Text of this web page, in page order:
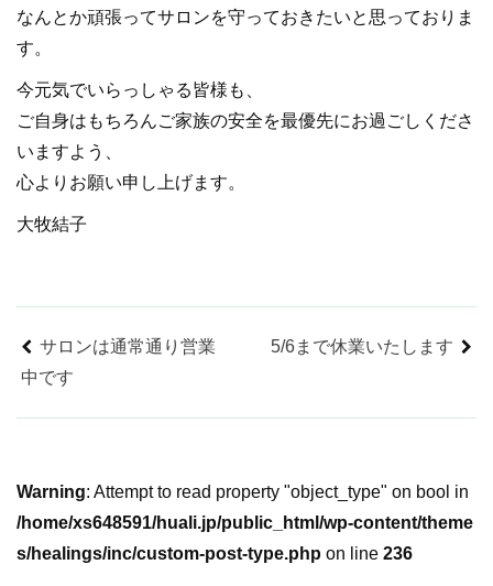
なんとか頑張ってサロンを守っておきたいと思っておりま
す。
今元気でいらっしゃる皆様も、
ご自身はもちろんご家族の安全を最優先にお過ごしくださ
いますよう、
心よりお願い申し上げます。
大牧結子
サロンは通常通り営業
中です
5/6まで休業いたします
Warning: Attempt to read property "object_type" on bool in
/home/xs648591/huali.jp/public_html/wp-content/theme
s/healings/inc/custom-post-type.php on line 236